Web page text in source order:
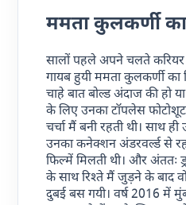
ममता कुलकर्णी का
सालों पहले अपने चलते करियर
गायब हुयी ममता कुलकर्णी का
चाहे बात बोल्ड अंदाज की हो
के लिए उनका टॉपलेस
चर्चा मैं बनी रहती थी। साथ
उनका कनेक्शन अंडरवर्ल्ड से
फिल्में मिलती थी। और अंततः
के साथ रिश्ते मैं जुड़ने के बाद
दुबई बस गयी। वर्ष 2016 में